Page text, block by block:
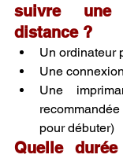
suivre
distance ?
Un ordinateur
Une
Une
pour débuter)
Quelle